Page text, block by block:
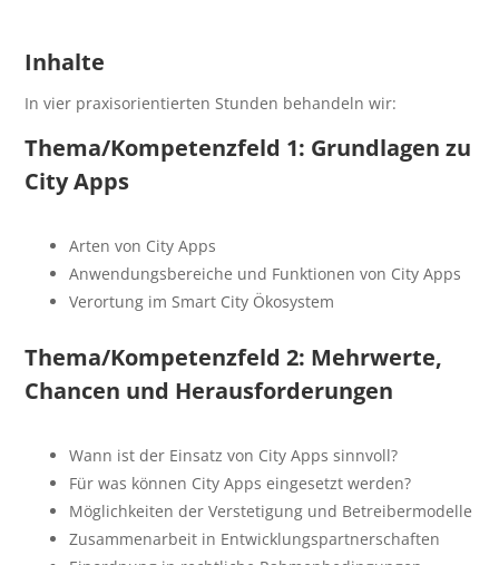
Inhalte
In vier praxisorientierten Stunden behandeln wir:
Thema/Kompetenzfeld 1: Grundlagen zu
City Apps
Arten von City Apps
Anwendungsbereiche und Funktionen von City Apps
Verortung im Smart City Ökosystem
Thema/Kompetenzfeld 2: Mehrwerte,
Chancen und Herausforderungen
Wann ist der Einsatz von City Apps sinnvoll?
Für was können City Apps eingesetzt werden?
Möglichkeiten der Verstetigung und Betreibermodelle
Zusammenarbeit in Entwicklungspartnerschaften